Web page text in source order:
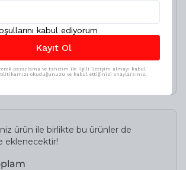
500ML
₺ 349.00 ₺ 279.20
ürün ile birlikte bu ürünler de
eklenecektir!
kabul ediyorum
Kayıt Ol
pazarlama ve tanıtım ile ilgili iletişim almayı kabul
okuduğunuzu ve kabul ettiğinizi onaylarsınız.